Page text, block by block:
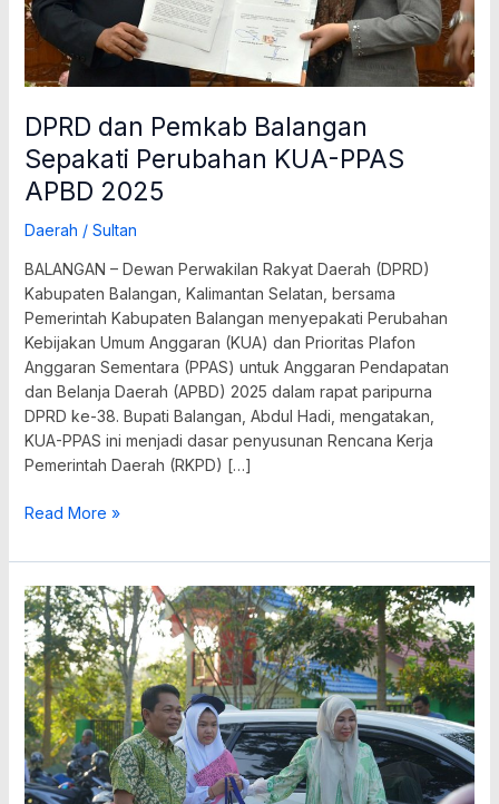
DPRD dan Pemkab Balangan
Sepakati Perubahan KUA-PPAS
APBD 2025
Daerah / Sultan
BALANGAN – Dewan Perwakilan Rakyat Daerah (DPRD)
Kabupaten Balangan, Kalimantan Selatan, bersama
Pemerintah Kabupaten Balangan menyepakati Perubahan
Kebijakan Umum Anggaran (KUA) dan Prioritas Plafon
Anggaran Sementara (PPAS) untuk Anggaran Pendapatan
dan Belanja Daerah (APBD) 2025 dalam rapat paripurna
DPRD ke-38. Bupati Balangan, Abdul Hadi, mengatakan,
KUA-PPAS ini menjadi dasar penyusunan Rencana Kerja
Pemerintah Daerah (RKPD) […]
2025
Read More »
Dukung
Gerakan
Ayah
Teladan,
Bupati
Balangan
Antar
Anak
di